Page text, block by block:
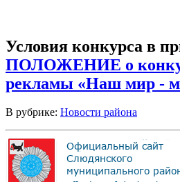
Условия конкурса в
ПОЛОЖЕНИЕ о
рекламы «Наш мир -
В рубрике: Новости района